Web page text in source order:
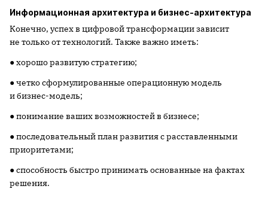
Информационная архитектура и бизнес-архитектура
Конечно, успех в цифровой трансформации зависит
не только от технологий. Также важно иметь:
● хорошо развитую стратегию;
● четко сформулированные операционную модель
и бизнес-модель;
● понимание ваших возможностей в бизнесе;
● последовательный план развития с расставленными
приоритетами;
● способность быстро принимать основанные на фактах
решения.